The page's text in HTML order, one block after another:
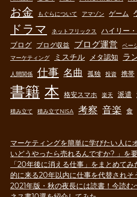
お金 もぐらについて アマゾン ゲーム
ドラマ ネットフリックス
ハイリー
ブログ
ブログ収益 ブログ運営
ベー
マーケティング
ミスチル メタ認知 ラ
人間関係 仕事 名曲 孤独 投資 携帯
書籍 本 格安スマホ 楽天 派遣
積み立て 積み立てNISA 考察 音楽 食
マーケティングを簡単に学びたい人に
いどうやったら売れるんですか? 」を
「20年後に消える仕事」をまとめて
的に来る20年以内に仕事を代替されそ
2021年版・秋の夜長には読書！今読む